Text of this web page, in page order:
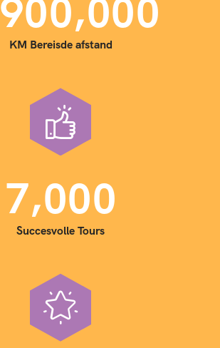
900 000
KM Bereisde afstand
7,000
Succesvolle Tours